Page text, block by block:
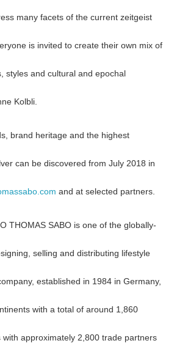
many facets of the current zeitgeist
is invited to create their own mix of
styles and cultural and epochal
Kolbli.
brand heritage and the highest
can be discovered from July 2018 in
and at selected partners.
THOMAS SABO is one of the globally-
selling and distributing lifestyle
established in 1984 in Germany,
with a total of around 1,860
with approximately 2,800 trade partners